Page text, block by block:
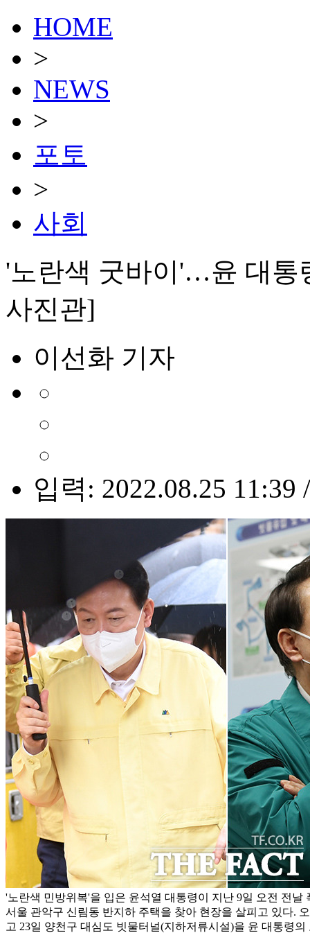
HOME
>
NEWS
>
포토
>
사회
'노란색 굿바이'…윤 대통
사진관]
이선화 기자
입력: 2022.08.25 11:39
'노란색 민방위복'을 입은 윤석열 대통령이 지난 9일 오전 전날
서울 관악구 신림동 반지하 주택을 찾아 현장을 살피고 있다.
고 23일 양천구 대심도 빗물터널(지하저류시설)을 윤 대통령